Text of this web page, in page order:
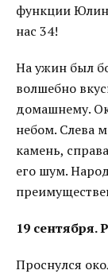
функции
нас 34!
На ужин был
волшебно
домашнему.
небом. Слева
камень,
его шум.
19 сентября.
Проснулся